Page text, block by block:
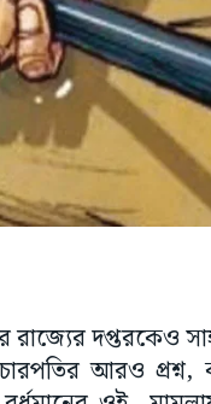
রাজ্যের দপ্তরকেও
আরও